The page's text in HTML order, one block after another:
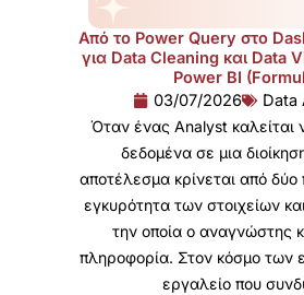
Από το Power Query στο
για Data Cleaning και Data
Power BI
03/07/2026
Data
Όταν ένας Analyst καλείται
δεδομένα σε μια
αποτέλεσμα κρίνεται από
εγκυρότητα των στοιχείων
την οποία ο αναγνώστης
πληροφορία. Στον κόσμο των
εργαλείο που